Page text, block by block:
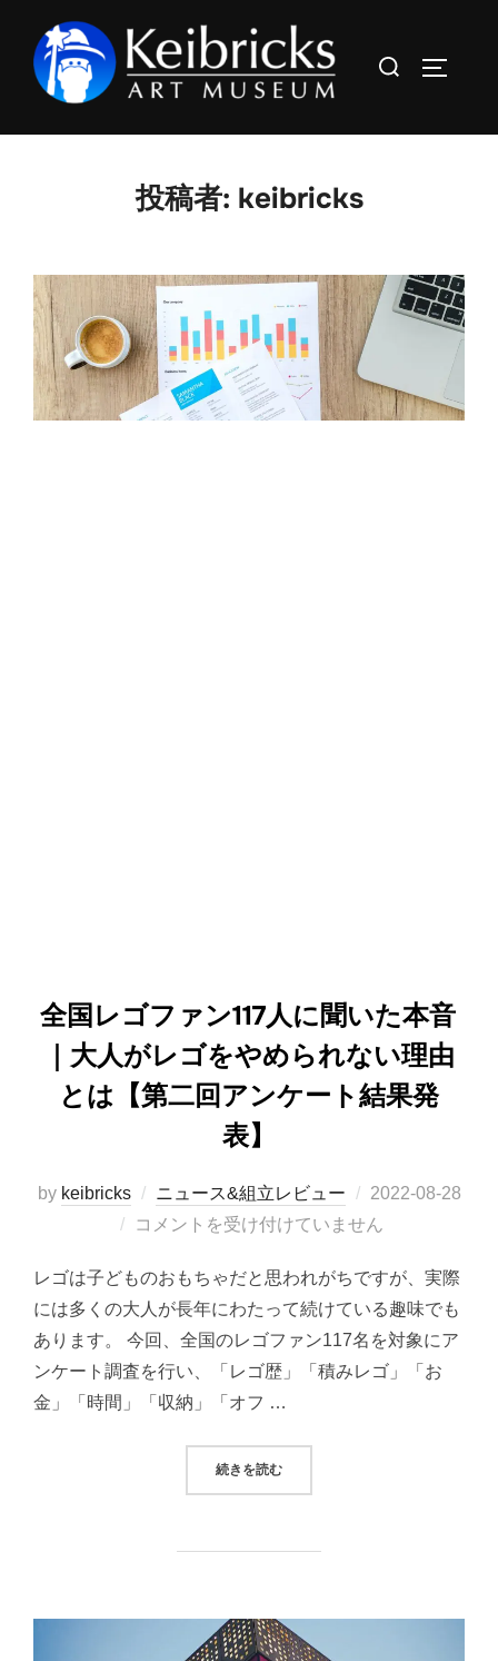
ツ
検
投稿者: keibricks
全国レゴファン117人に聞いた本音
｜大人がレゴをやめられない理由
とは【第二回アンケート結果発
表】
by keibricks ニュース&組立レビュー
投
稿
2022-08-28
コメントを受け付けていません
レゴは子どものおもちゃだと思われがちですが、実際
には多くの大人が長年にわたって続けている趣味でも
あります。 今回、全国のレゴファン117名を対象にア
ンケート調査を行い、「レゴ歴」「積みレゴ」「お
金」「時間」「収納」「オフ …
続きを読む“全国レゴファン117人に聞いた本